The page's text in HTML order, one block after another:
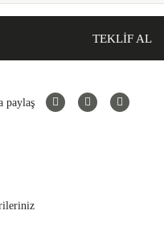
TEKLİF AL
paylaş